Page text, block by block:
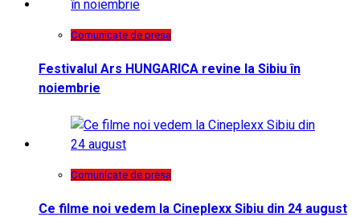
Comunicate de presa
Festivalul Ars HUNGARICA revine la Sibiu în
noiembrie
Comunicate de presa
Ce filme noi vedem la Cineplexx Sibiu din 24 august